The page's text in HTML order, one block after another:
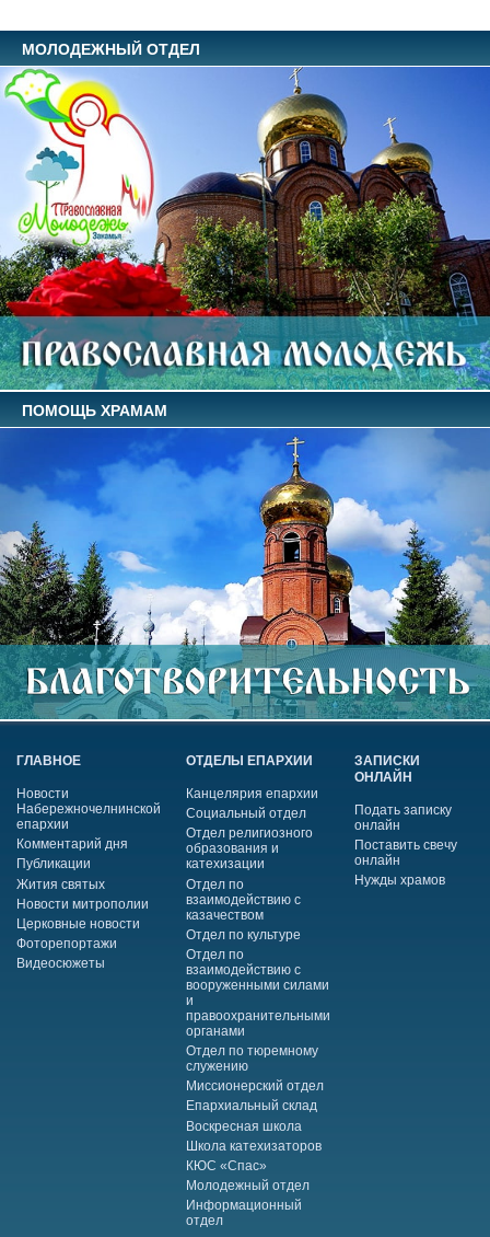
МОЛОДЕЖНЫЙ ОТДЕЛ
ПОМОЩЬ ХРАМАМ
ГЛАВНОЕ
Новости
Набережночелнинской
епархии
Комментарий дня
Публикации
Жития святых
Новости митрополии
Церковные новости
Фоторепортажи
Видеосюжеты
ОТДЕЛЫ ЕПАРХИИ
Канцелярия епархии
Социальный отдел
Отдел религиозного
образования и
катехизации
Отдел по
взаимодействию с
казачеством
Отдел по культуре
Отдел по
взаимодействию с
вооруженными силами
и
правоохранительными
органами
Отдел по тюремному
служению
Миссионерский отдел
Епархиальный склад
Воскресная школа
Школа катехизаторов
КЮС «Спас»
Молодежный отдел
Информационный
отдел
ЗАПИСКИ
ОНЛАЙН
Подать записку
онлайн
Поставить свечу
онлайн
Нужды храмов